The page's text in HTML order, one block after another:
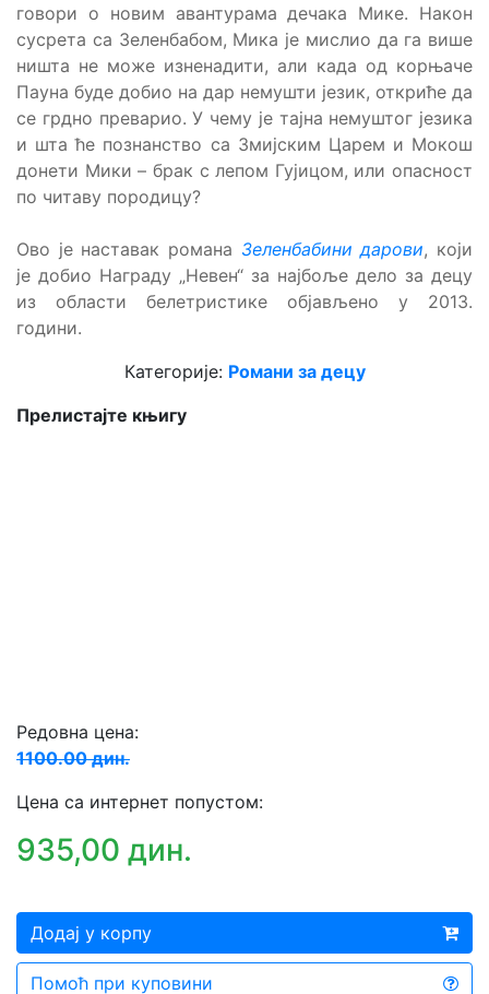
говори о новим авантурама дечака Мике. Након
сусрета са Зеленбабом, Мика је мислио да га више
ништа не може изненадити, али када од корњаче
Пауна буде добио на дар немушти језик, откриће да
се грдно преварио. У чему је тајна немуштог језика
и шта ће познанство са Змијским Царем и Мокош
донети Мики – брак с лепом Гујицом, или опасност
по читаву породицу?
Ово је наставак романа Зеленбабини дарови, који
је добио Награду „Невен“ за најбоље дело за децу
из области белетристике објављено у 2013.
години.
Категорије: Романи за децу
Прелистајте књигу
Редовна цена:
1100.00 дин.
Цена са интернет попустом:
935,00 дин.
Додај у корпу
Помоћ при куповини